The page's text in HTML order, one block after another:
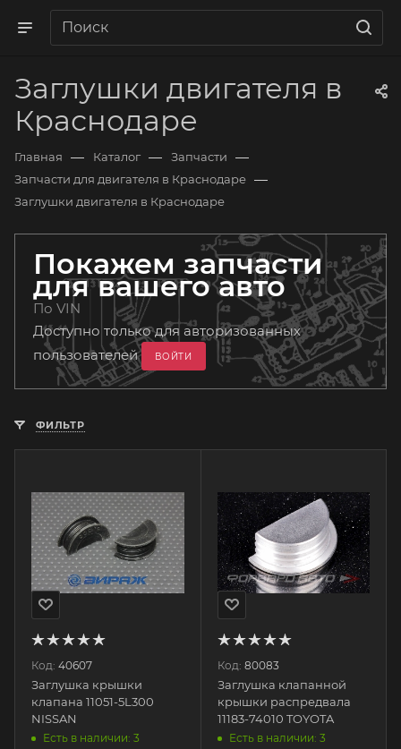
Заглушки двигателя в
Краснодаре
Главная — Каталог — Запчасти —
Запчасти для двигателя в Краснодаре —
Заглушки двигателя в Краснодаре
Покажем запчасти
для вашего авто
По VIN
Доступно только для авторизованных
пользователей
ВОЙТИ
ФИЛЬТР
Код: 40607
Заглушка крышки
клапана 11051-5L300
NISSAN
Есть в наличии: 3
Код: 80083
Заглушка клапанной
крышки распредвала
11183-74010 TOYOTA
Есть в наличии: 3